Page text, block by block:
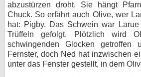
abzustürzen droht. Sie hängt
Chuck. So erfährt auch Olive, wer
hat: Pigby. Das Schwein war
Trüffeln gefolgt. Plötzlich wird
schwingenden Glocken getroffen
Fernster, doch Ned hat inzwischen
unter das Fenster gestellt, in dem